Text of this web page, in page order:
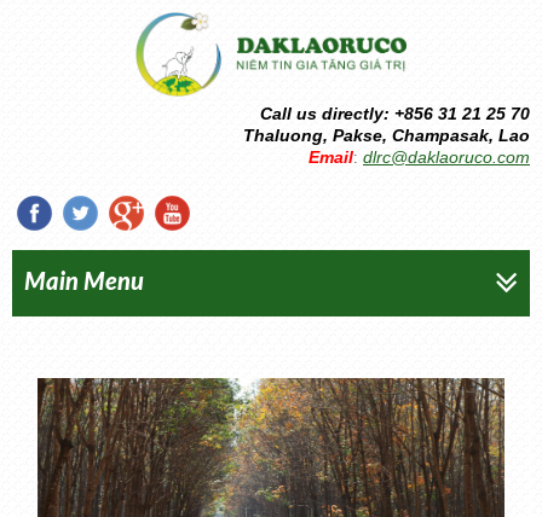
Call us directly: +856 31 21 25 70
Thaluong, Pakse, Champasak, Lao
Email: dlrc@daklaoruco.com
Main Menu